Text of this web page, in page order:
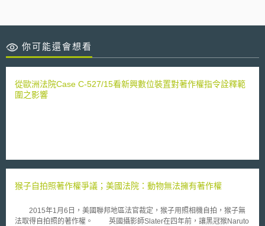
你可能還會想看
從歐洲法院Case C-527/15看新興數位裝置對著作權指令詮釋範
圍之影響
猴子自拍照著作權爭議；美國法院：動物無法擁有著作權
2015年1月6日，美國聯邦地區法官裁定，猴子用照相機自拍，猴子無
法取得自拍照的著作權。 英國攝影師Slater在四年前，讓黑冠猴Naruto